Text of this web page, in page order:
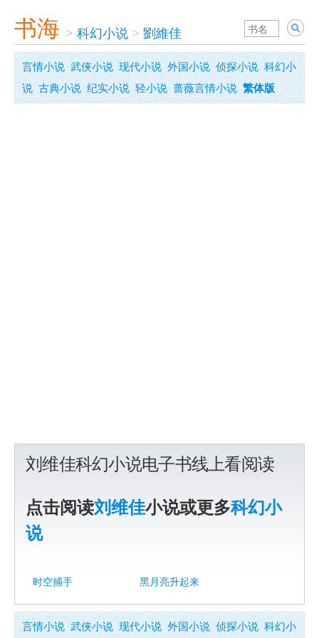
书海 > 科幻小说 > 劉維佳
言情小说 武侠小说 现代小说 外国小说 侦探小说 科幻小
说 古典小说 纪实小说 轻小说 蔷薇言情小说 繁体版
刘维佳科幻小说电子书线上看阅读
点击阅读刘维佳小说或更多科幻小
说
时空捕手 黑月亮升起来
言情小说 武侠小说 现代小说 外国小说 侦探小说 科幻小